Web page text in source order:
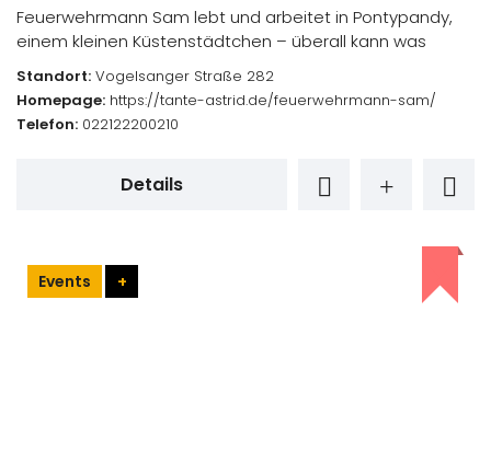
Feuerwehrmann Sam lebt und arbeitet in Pontypandy,
einem kleinen Küstenstädtchen – überall kann was
Standort: Vogelsanger Straße 282
Homepage: https://tante-astrid.de/feuerwehrmann-sam/
Telefon: 022122200210
Details
Events +